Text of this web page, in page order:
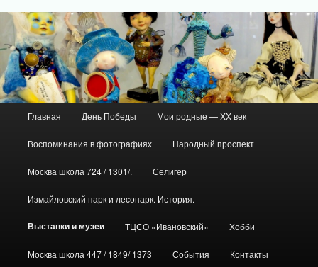
Перейти к основному содержимому
Перейти к дополнительному содержимому
Главная День Победы Мои родные — XX век
Воспоминания в фотографиях Народный проспект
Москва школа 724 / 1301/. Селигер
Измайловский парк и лесопарк. История.
Выставки и музеи ТЦСО «Ивановский» Хобби
Москва школа 447 / 1849/ 1373 События Контакты